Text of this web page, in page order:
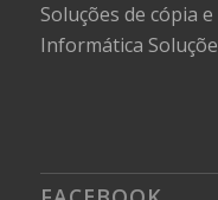
Soluções de cópia
Informática